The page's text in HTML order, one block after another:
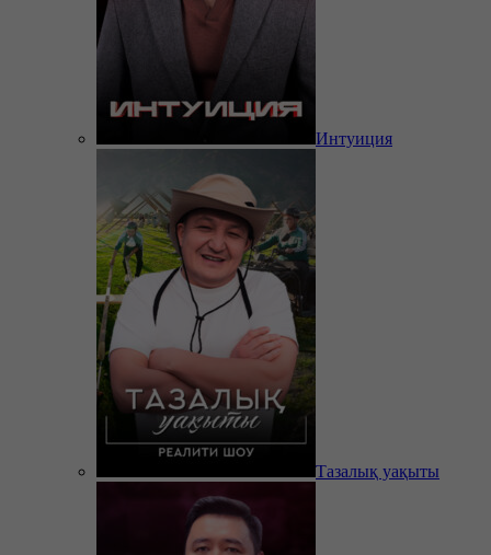
Интуиция
Тазалық уақыты